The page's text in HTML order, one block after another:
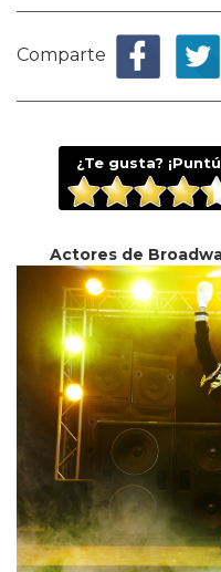
Comparte
¿Te gusta?
Actores de